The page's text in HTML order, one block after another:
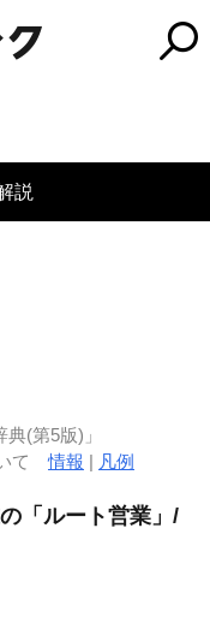
説
(第5版)」
いて情報 | 凡例
「ルート営業」/